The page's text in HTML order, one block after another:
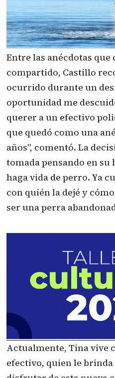
Entre las anécdotas que
compartido, Castillo
ocurrido durante un
oportunidad me
querer a un efectivo
que quedó como una
años", comentó. La
tomada pensando en
haga vida de perro. Ya
con quién la dejé y
ser una perra
Actualmente, Tina vive
efectivo, quien le